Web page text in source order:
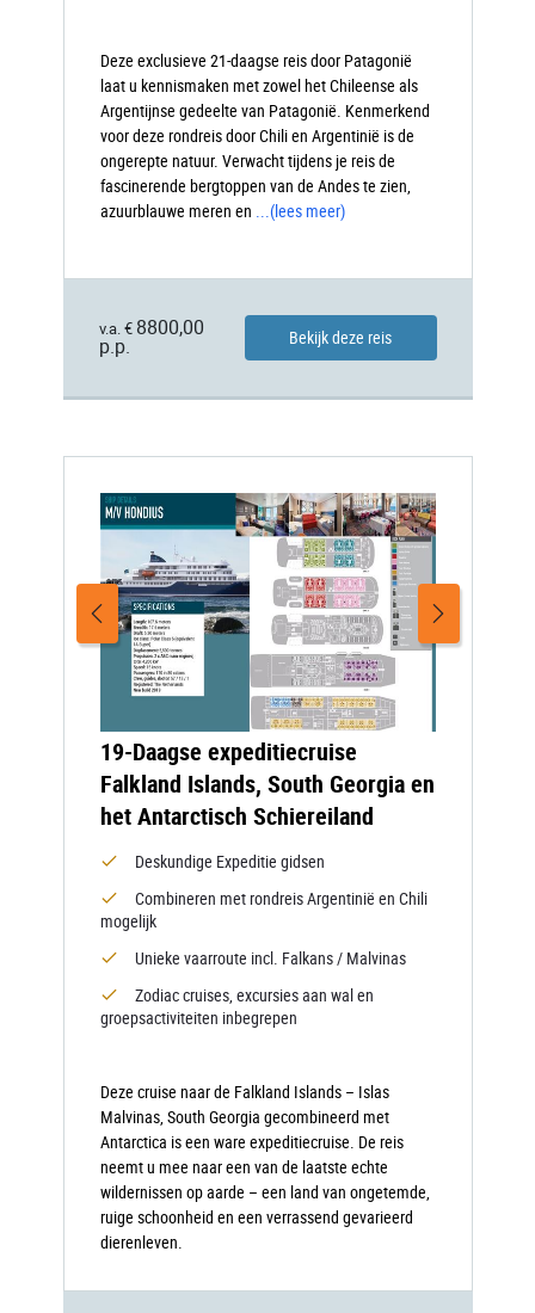
Deze exclusieve 21-daagse reis door Patagonië
laat u kennismaken met zowel het Chileense als
Argentijnse gedeelte van Patagonië. Kenmerkend
voor deze rondreis door Chili en Argentinië is de
ongerepte natuur. Verwacht tijdens je reis de
fascinerende bergtoppen van de Andes te zien,
azuurblauwe meren en ...(lees meer)
v.a. € 8800,00
p.p.
Bekijk deze reis
19-Daagse expeditiecruise
Falkland Islands, South Georgia en
het Antarctisch Schiereiland
Deskundige Expeditie gidsen
Combineren met rondreis Argentinië en Chili
mogelijk
Unieke vaarroute incl. Falkans / Malvinas
Zodiac cruises, excursies aan wal en
groepsactiviteiten inbegrepen
Deze cruise naar de Falkland Islands – Islas
Malvinas, South Georgia gecombineerd met
Antarctica is een ware expeditiecruise. De reis
neemt u mee naar een van de laatste echte
wildernissen op aarde – een land van ongetemde,
ruige schoonheid en een verrassend gevarieerd
dierenleven.